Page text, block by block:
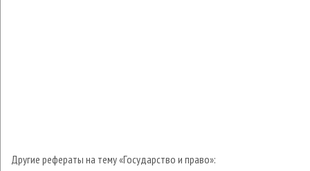
Другие рефераты на тему «Государство и право»: